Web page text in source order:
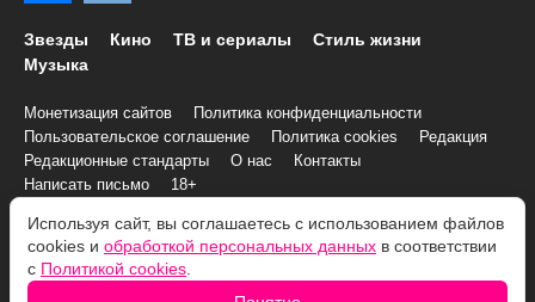
Звезды Кино ТВ и сериалы
Стиль жизни
Музыка
Монетизация сайтов
Политика конфиденциальности
Пользовательское соглашение
Политика cookies
Редакция
Редакционные стандарты
О нас
Контакты
Написать письмо
18+
© 2007–2026 Все права и материалы принадлежат
«ПОПКОРНNEWS»
При копировании информации необходимо соблюдать
Используя сайт, вы соглашаетесь с использованием файлов
cookies и обработкой персональных данных в соответствии
с Политикой cookies